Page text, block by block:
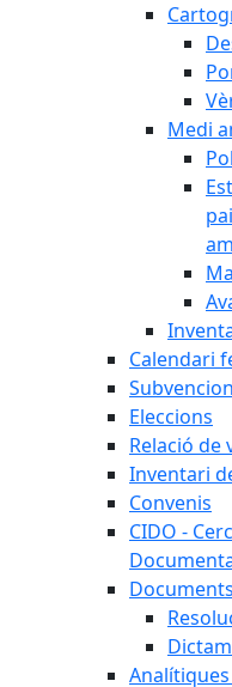
Medi
Calendari
Eleccions
Relació de
Inventari
Convenis
CIDO -